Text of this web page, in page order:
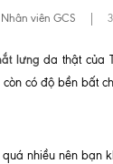
Nhân viên GCS
lưng da thật của
có độ bền bất
nhiều nên